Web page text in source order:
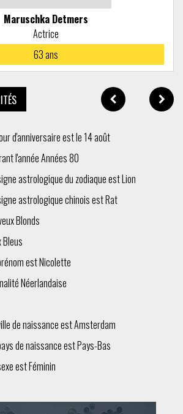
Maruschka Detmers
Actrice
63ans
d'anniversaire est le 14 août
l'année Années 80
astrologique du zodiaque est Lion
astrologique chinois est Rat
Blonds
Bleus
est Nicolette
Néerlandaise
de naissance est Amsterdam
de naissance est Pays-Bas
est Féminin